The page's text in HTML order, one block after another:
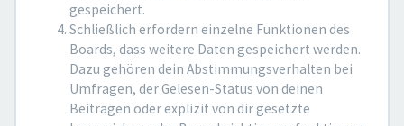
gespeichert.
Schließlich erfordern einzelne Funktionen des
Boards, dass weitere Daten gespeichert werden.
Dazu gehören dein Abstimmungsverhalten bei
Umfragen, der Gelesen-Status von deinen
Beiträgen oder explizit von dir gesetzte